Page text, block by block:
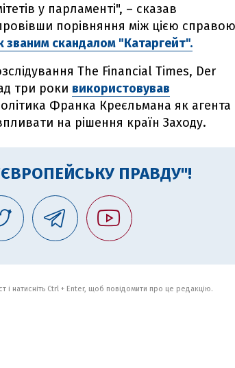
у парламенті", – сказав
порівняння між цією справою
званим скандалом "Катаргейт".
The Financial Times, Der
три роки використовував
Франка Креєльмана як агента
на рішення країн Заходу.
ПРАВДУ"!
і натисніть Ctrl + Enter, щоб повідомити про це редакцію.